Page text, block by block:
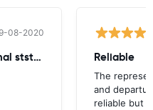
08-2020
until today - did not get final ststemant of the rent !! Reliable
The
and
reliable but